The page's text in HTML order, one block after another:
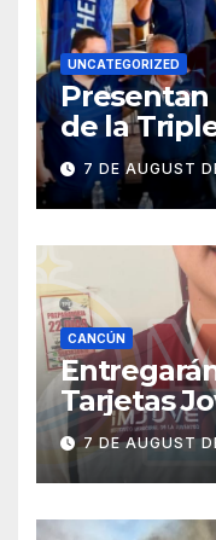
UNCATEGORIZED
de la
7 DE AUGUST
CANCÚN
Tarjetas
7 DE AUGUST